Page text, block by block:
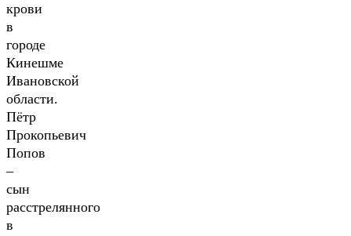
крови
в
городе
Кинешме
Ивановской
области.
Пётр
Прокопьевич
Попов
–
сын
расстрелянного
в